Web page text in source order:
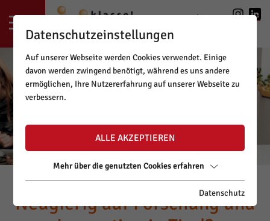
LOGIN|REGISTRIERUNG
Neugierig auf Forschung und
Datenschutzeinstellungen
Auf unserer Webseite werden Cookies verwendet. Einige
davon werden zwingend benötigt, während es uns andere
ermöglichen, Ihre Nutzererfahrung auf unserer Webseite zu
verbessern.
ALLE AKZEPTIEREN
Mehr über die genutzten Cookies erfahren
Datenschutz